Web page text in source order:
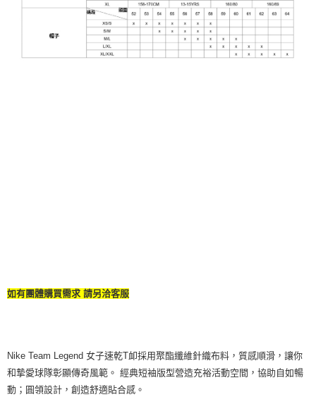
如有團體購買需求 請另洽客服
Nike Team Legend 女子速乾T卹採用聚酯纖維針織布料，質感順滑，讓你
和摯愛球隊彰顯傳奇風範。 經典短袖版型營造充裕活動空間，協助自如暢
動；圓領設計，創造舒適貼合感。